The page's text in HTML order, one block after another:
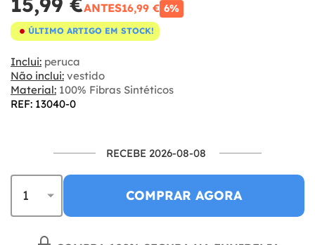
ANTES16,99 € 6%
ÚLTIMO ARTIGO EM STOCK!
Inclui: peruca
Não inclui: vestido
Material: 100% Fibras Sintéticos
REF: 13040-0
RECEBE 2026-08-08
COMPRAR AGORA